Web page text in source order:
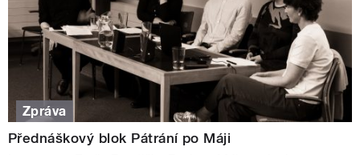
Zpráva
Přednáškový blok Pátrání po Máji